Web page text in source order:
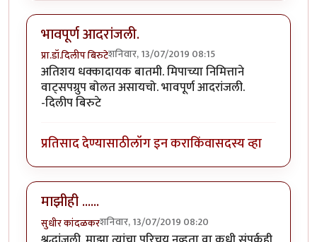
भावपूर्ण आदरांजली.
प्रा.डॉ.दिलीप बिरुटेशनिवार, 13/07/2019 08:15
अतिशय धक्कादायक बातमी. मिपाच्या निमित्ताने
वाट्सपग्रुप बोलत असायचो. भावपूर्ण आदरांजली.
-दिलीप बिरुटे
प्रतिसाद देण्यासाठीलॉग इन कराकिंवासदस्य व्हा
माझीही ......
सुधीर कांदळकरशनिवार, 13/07/2019 08:20